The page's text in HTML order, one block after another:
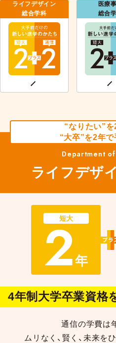
ライフデザイン
総合学科
医療
総合
“なりたい”を
“大卒”を2年で
Department
ライフデザ
短大
2年
4年制大学卒業資格
通信の学費は
ムリなく、賢く、未来を